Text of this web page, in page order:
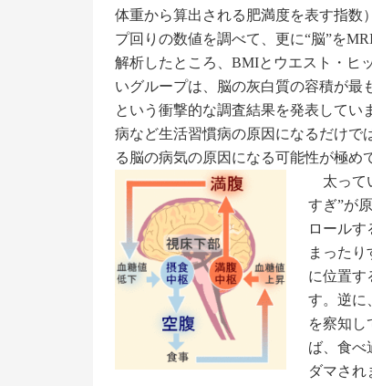
体重から算出される肥満度を表す指数
プ回りの数値を調べて、更に“脳”を
解析したところ、BMIとウエスト・ヒ
いグループは、脳の灰白質の容積が最
という衝撃的な調査結果を発表してい
病など生活習慣病の原因になるだけで
る脳の病気の原因になる可能性が極め
太って
すぎ”が
ロール
まった
に位置す
す。逆に
を察知し
ば、食べ
ダマされ